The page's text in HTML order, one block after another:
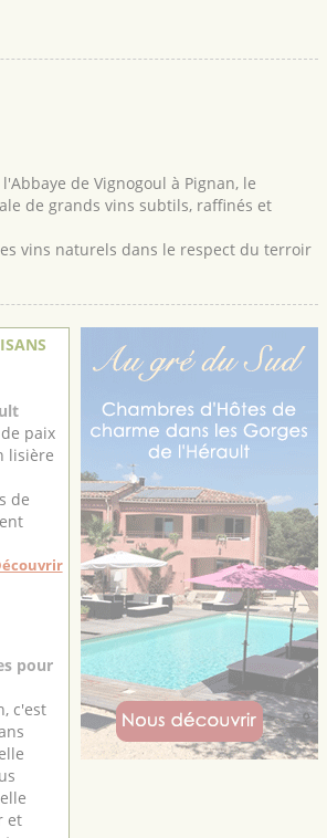
de Vignogoul à Pignan, le
de grands vins subtils, raffinés et
vins naturels dans le respect du terroir
paix
lisière
de
pour
c'est
et